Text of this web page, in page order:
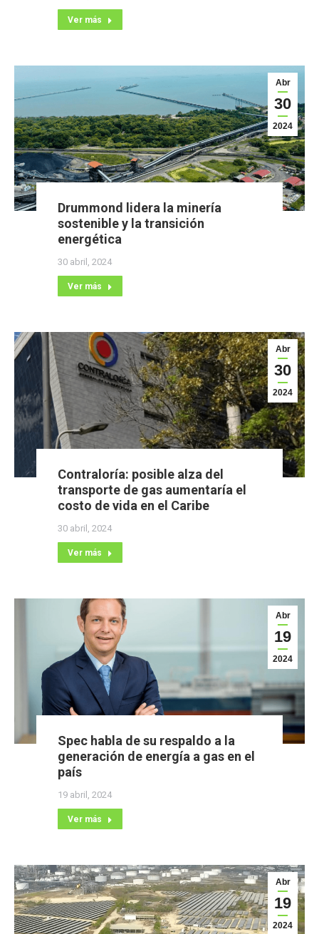
Ver más
Abr
30
2024
Drummond lidera la minería
sostenible y la transición
energética
30 abril, 2024
Ver más
Abr
30
2024
Contraloría: posible alza del
transporte de gas aumentaría el
costo de vida en el Caribe
30 abril, 2024
Ver más
Abr
19
2024
Spec habla de su respaldo a la
generación de energía a gas en el
país
19 abril, 2024
Ver más
Abr
19
2024